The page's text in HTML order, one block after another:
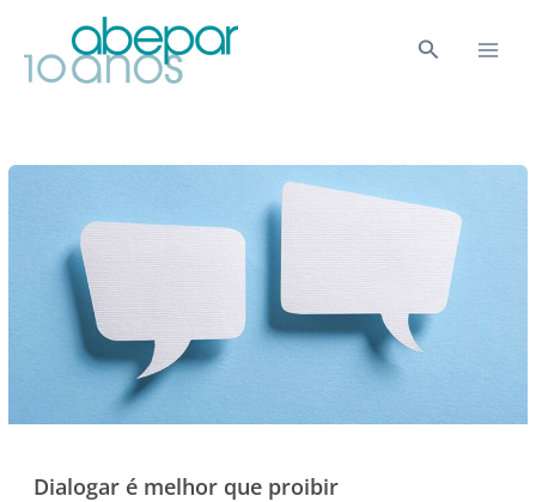
conteúdo
Pesquisar
Dialogar é melhor que proibir